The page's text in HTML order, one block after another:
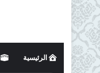
الرئيسية